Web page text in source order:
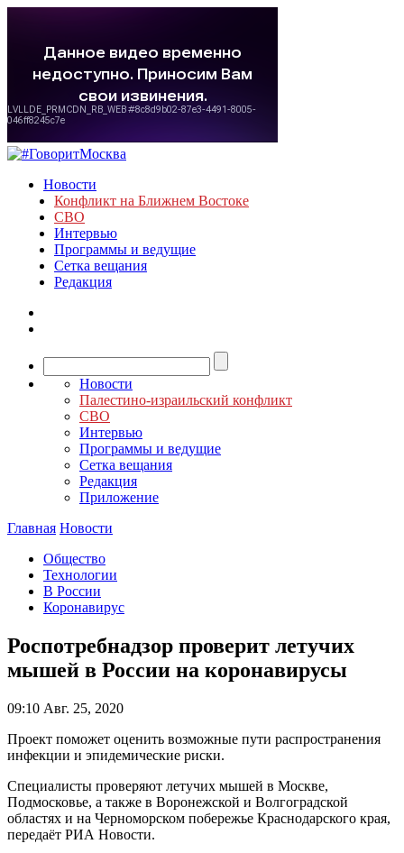
Новости
Конфликт на Ближнем Востоке
СВО
Интервью
Программы и ведущие
Сетка вещания
Редакция
Новости
Палестино-израильский конфликт
СВО
Интервью
Программы и ведущие
Сетка вещания
Редакция
Приложение
Главная Новости
Общество
Технологии
В России
Коронавирус
Роспотребнадзор проверит летучих
мышей в России на коронавирусы
09:10 Авг. 25, 2020
Проект поможет оценить возможные пути распространения
инфекции и эпидемические риски.
Специалисты проверяют летучих мышей в Москве,
Подмосковье, а также в Воронежской и Волгоградской
областях и на Черноморском побережье Краснодарского края,
передаёт РИА Новости.